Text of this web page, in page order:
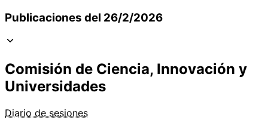
Publicaciones del 26/2/2026
Comisión de Ciencia, Innovación y
Universidades
Diario de sesiones